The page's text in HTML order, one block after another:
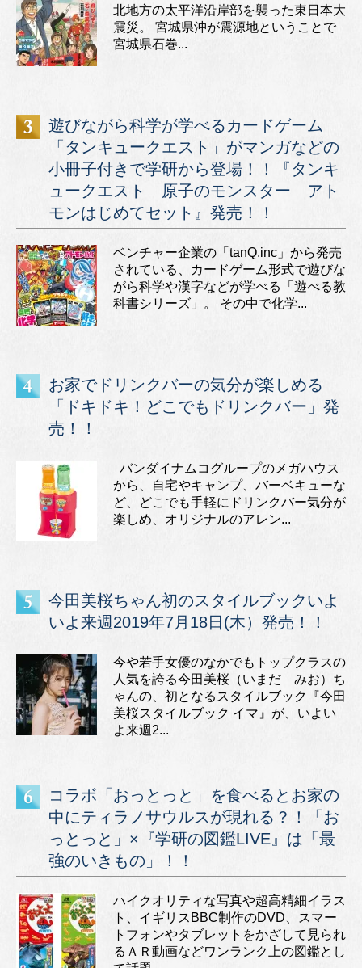
北地方の太平洋沿岸部を襲った東日本大
震災。 宮城県沖が震源地ということで
宮城県石巻...
遊びながら科学が学べるカードゲーム
「タンキュークエスト」がマンガなどの
小冊子付きで学研から登場！！『タンキ
ュークエスト 原子のモンスター アト
モンはじめてセット』発売！！
ベンチャー企業の「tanQ.inc」から発売
されている、カードゲーム形式で遊びな
がら科学や漢字などが学べる「遊べる教
科書シリーズ」。 その中で化学...
お家でドリンクバーの気分が楽しめる
「ドキドキ！どこでもドリンクバー」発
売！！
バンダイナムコグループのメガハウス
から、自宅やキャンプ、バーベキューな
ど、どこでも手軽にドリンクバー気分が
楽しめ、オリジナルのアレン...
今田美桜ちゃん初のスタイルブックいよ
いよ来週2019年7月18日(木）発売！！
今や若手女優のなかでもトップクラスの
人気を誇る今田美桜（いまだ みお）ち
ゃんの、初となるスタイルブック『今田
美桜スタイルブック イマ』が、いよい
よ来週2...
コラボ「おっとっと」を食べるとお家の
中にティラノサウルスが現れる？！「お
っとっと」×『学研の図鑑LIVE』は「最
強のいきもの」！！
ハイクオリティな写真や超高精細イラス
ト、イギリスBBC制作のDVD、スマー
トフォンやタブレットをかざして見られ
るＡＲ動画などワンランク上の図鑑とし